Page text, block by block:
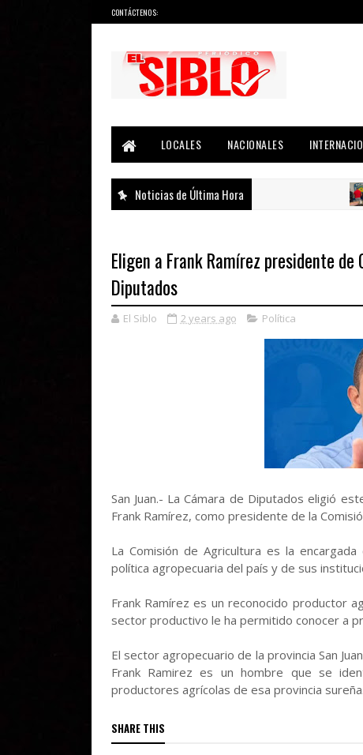
CONTÁCTENOS:
LOCALES
NACIONALES
Noticias de Última Hora
Eligen a Frank Ramírez presidente
Diputados
El Siblo 2 years ago Política
San Juan.- La Cámara de Diputados eligió
Frank Ramírez, como presidente de la
La Comisión de Agricultura es la
política agropecuaria del país y de sus
Frank Ramírez es un reconocido productor
sector productivo le ha permitido conocer a
El sector agropecuario de la provincia San
Frank Ramirez es un hombre que se
productores agrícolas de esa provincia sureña.
SHARE THIS